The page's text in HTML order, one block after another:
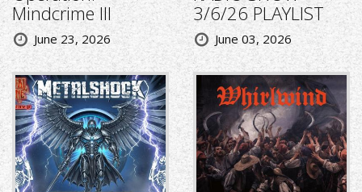
Mindcrime III
June 23, 2026
3/6/26 PLAYLIST
June 03, 2026